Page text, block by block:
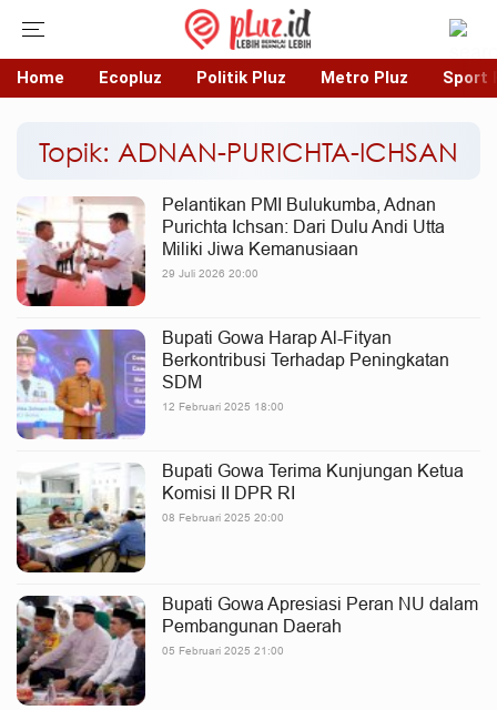
Home Ecopluz Politik Pluz Metro Pluz Sport
Topik: ADNAN-PURICHTA-ICHSAN
Pelantikan PMI Bulukumba, Adnan
Purichta Ichsan: Dari Dulu Andi Utta
Miliki Jiwa Kemanusiaan
29 Juli 2026 20:00
Bupati Gowa Harap Al-Fityan
Berkontribusi Terhadap Peningkatan
SDM
12 Februari 2025 18:00
Bupati Gowa Terima Kunjungan Ketua
Komisi II DPR RI
08 Februari 2025 20:00
Bupati Gowa Apresiasi Peran NU dalam
Pembangunan Daerah
05 Februari 2025 21:00